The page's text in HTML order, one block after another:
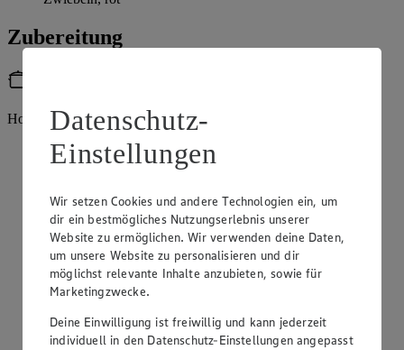
Zubereitung
Holzspieße
Hähnchenbrust unter fließendem Wasser abspülen, trocken
tupfen und in mundgerechte Stücke schneiden.
Zitrone heiß abspülen, trocken tupfen, die Schale abreiben
und den Saft auspressen. Knoblauch pellen und durch eine
Knoblauchpresse drücken. Zitronensaft und –abrieb,
Knoblauch, Tomatenmark, griechischer Joghurt, Olivenöl
sowie die Gewürze zu einer Marinade verrühren und die
Hähnchenstücke darin einlegen. In einem verschließbaren
Gefäß für mindestens 2 Stunden, besser über Nacht, im
Grill oder Grillpfanne anheizen. Die marinierten
Datenschutz-
Einstellungen
Wir setzen Cookies und andere Technologien ein, um
dir ein bestmögliches Nutzungserlebnis unserer
Website zu ermöglichen. Wir verwenden deine Daten,
um unsere Website zu personalisieren und dir
möglichst relevante Inhalte anzubieten, sowie für
Marketingzwecke.
Deine Einwilligung ist freiwillig und kann jederzeit
individuell in den Datenschutz-Einstellungen angepasst